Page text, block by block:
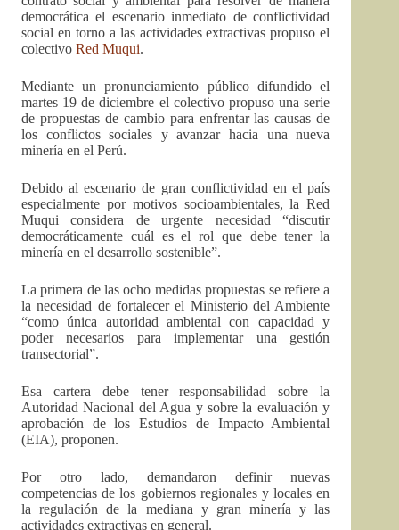
democrática el escenario inmediato de conflictividad
social en torno a las actividades extractivas propuso el
colectivo Red Muqui.
Mediante un pronunciamiento público difundido el
martes 19 de diciembre el colectivo propuso una serie
de propuestas de cambio para enfrentar las causas de
los conflictos sociales y avanzar hacia una nueva
minería en el Perú.
Debido al escenario de gran conflictividad en el país
especialmente por motivos socioambientales, la Red
Muqui considera de urgente necesidad “discutir
democráticamente cuál es el rol que debe tener la
minería en el desarrollo sostenible”.
La primera de las ocho medidas propuestas se refiere a
la necesidad de fortalecer el Ministerio del Ambiente
“como única autoridad ambiental con capacidad y
poder necesarios para implementar una gestión
transectorial”.
Esa cartera debe tener responsabilidad sobre la
Autoridad Nacional del Agua y sobre la evaluación y
aprobación de los Estudios de Impacto Ambiental
(EIA), proponen.
Por otro lado, demandaron definir nuevas
competencias de los gobiernos regionales y locales en
la regulación de la mediana y gran minería y las
actividades extractivas en general.